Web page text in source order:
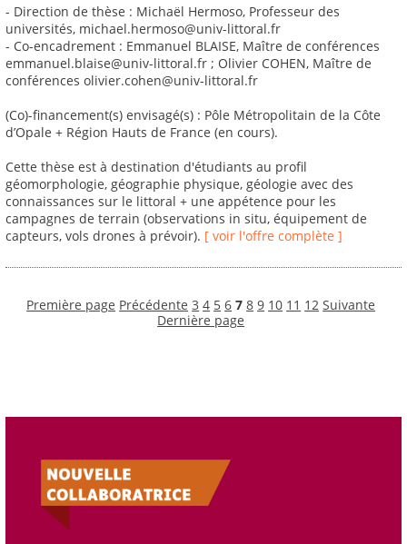
- Direction de thèse : Michaël Hermoso, Professeur des
universités, michael.hermoso@univ-littoral.fr
- Co-encadrement : Emmanuel BLAISE, Maître de conférences
emmanuel.blaise@univ-littoral.fr ; Olivier COHEN, Maître de
conférences olivier.cohen@univ-littoral.fr
(Co)-financement(s) envisagé(s) : Pôle Métropolitain de la Côte
d’Opale + Région Hauts de France (en cours).
Cette thèse est à destination d'étudiants au profil
géomorphologie, géographie physique, géologie avec des
connaissances sur le littoral + une appétence pour les
campagnes de terrain (observations in situ, équipement de
capteurs, vols drones à prévoir). [ voir l'offre complète ]
Première page Précédente 3 4 5 6 7 8 9 10 11 12 Suivante
Dernière page